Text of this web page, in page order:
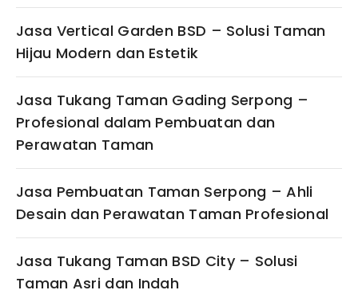
Jasa Vertical Garden BSD – Solusi Taman
Hijau Modern dan Estetik
Jasa Tukang Taman Gading Serpong –
Profesional dalam Pembuatan dan
Perawatan Taman
Jasa Pembuatan Taman Serpong – Ahli
Desain dan Perawatan Taman Profesional
Jasa Tukang Taman BSD City – Solusi
Taman Asri dan Indah